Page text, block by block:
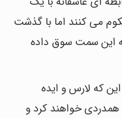
می کنند اما با گذشت
این سمت سوق داده
که لارس و ایده
همدردی خواهند کرد و